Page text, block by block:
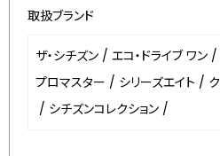
取扱ブランド
ザ・シチズン / エコ・ドライブ ワン /
プロマスター / シリーズエイト /
/ シチズンコレクション /